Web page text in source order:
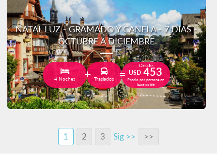
NATAL LUZ - GRAMADO Y CANELA - 7 DIAS -
OCTUBRE A DICIEMBRE
4 Noches Traslados
Desde
USD 453
Precio por persona en
base doble
1 2 3 Sig >> >>